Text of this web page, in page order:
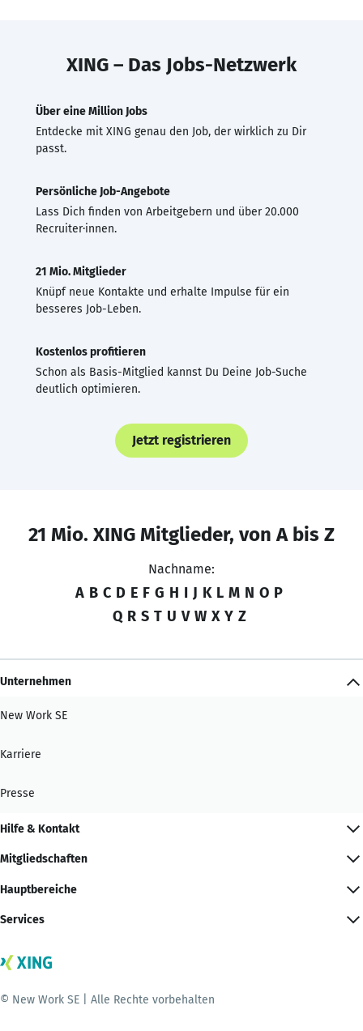
XING – Das Jobs-Netzwerk
Über eine Million Jobs
Entdecke mit XING genau den Job, der wirklich zu Dir
passt.
Persönliche Job-Angebote
Lass Dich finden von Arbeitgebern und über 20.000
Recruiter·innen.
21 Mio. Mitglieder
Knüpf neue Kontakte und erhalte Impulse für ein
besseres Job-Leben.
Kostenlos profitieren
Schon als Basis-Mitglied kannst Du Deine Job-Suche
deutlich optimieren.
Jetzt registrieren
21 Mio. XING Mitglieder, von A bis Z
Nachname:
A B C D E F G H I J K L M N O P
Q R S T U V W X Y Z
Unternehmen
New Work SE
Karriere
Presse
Hilfe & Kontakt
Mitgliedschaften
Hauptbereiche
Services
© New Work SE | Alle Rechte vorbehalten